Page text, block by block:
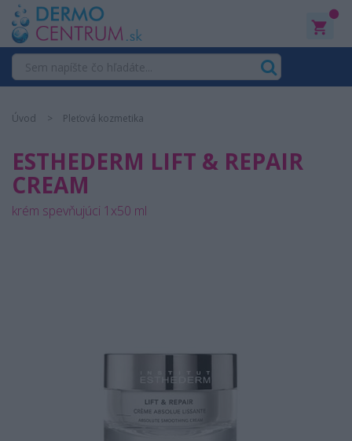
Úvod Pleťová kozmetika
ESTHEDERM LIFT & REPAIR
CREAM
krém spevňujúci 1x50 ml